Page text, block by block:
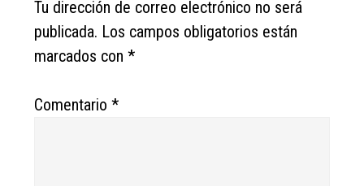
Tu dirección de correo electrónico no será
publicada. Los campos obligatorios están
marcados con*
Comentario*